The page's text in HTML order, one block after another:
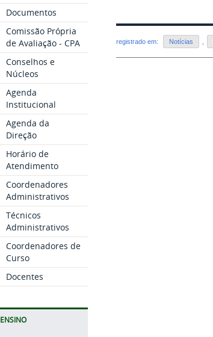
Documentos
Comissão Própria
de Avaliação - CPA
Conselhos e
Núcleos
Agenda
Institucional
Agenda da
Direção
Horário de
Atendimento
Coordenadores
Administrativos
Técnicos
Administrativos
Coordenadores de
Curso
Docentes
ENSINO
registrado em: Notícias